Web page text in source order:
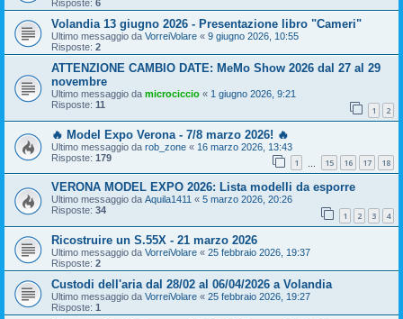
Risposte: 6
Volandia 13 giugno 2026 - Presentazione libro "Cameri"
Ultimo messaggio da VorreiVolare « 9 giugno 2026, 10:55
Risposte: 2
ATTENZIONE CAMBIO DATE: MeMo Show 2026 dal 27 al 29
novembre
Ultimo messaggio da microciccio « 1 giugno 2026, 9:21
Risposte: 11 1 2
🔥 Model Expo Verona - 7/8 marzo 2026! 🔥
Ultimo messaggio da rob_zone « 16 marzo 2026, 13:43
Risposte: 179 1 15 16 17 18
VERONA MODEL EXPO 2026: Lista modelli da esporre
Ultimo messaggio da Aquila1411 « 5 marzo 2026, 20:26
Risposte: 34 1 2 3 4
Ricostruire un S.55X - 21 marzo 2026
Ultimo messaggio da VorreiVolare « 25 febbraio 2026, 19:37
Risposte: 2
Custodi dell'aria dal 28/02 al 06/04/2026 a Volandia
Ultimo messaggio da VorreiVolare « 25 febbraio 2026, 19:27
Risposte: 1